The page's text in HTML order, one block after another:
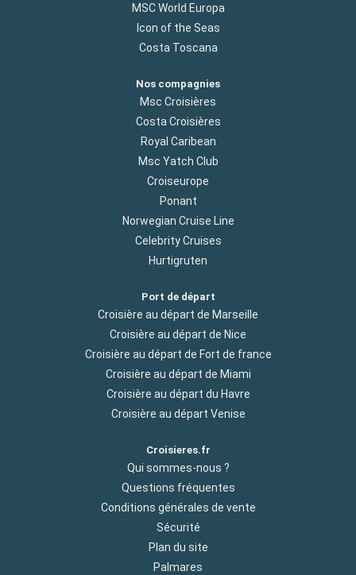
MSC World Europa
Icon of the Seas
Costa Toscana
Nos compagnies
Msc Croisières
Costa Croisières
Royal Caribean
Msc Yatch Club
Croiseurope
Ponant
Norwegian Cruise Line
Celebrity Cruises
Hurtigruten
Port de départ
Croisière au départ de Marseille
Croisière au départ de Nice
Croisière au départ de Fort de france
Croisière au départ de Miami
Croisière au départ du Havre
Croisière au départ Venise
Croisieres.fr
Qui sommes-nous ?
Questions fréquentes
Conditions générales de vente
Sécurité
Plan du site
Palmares